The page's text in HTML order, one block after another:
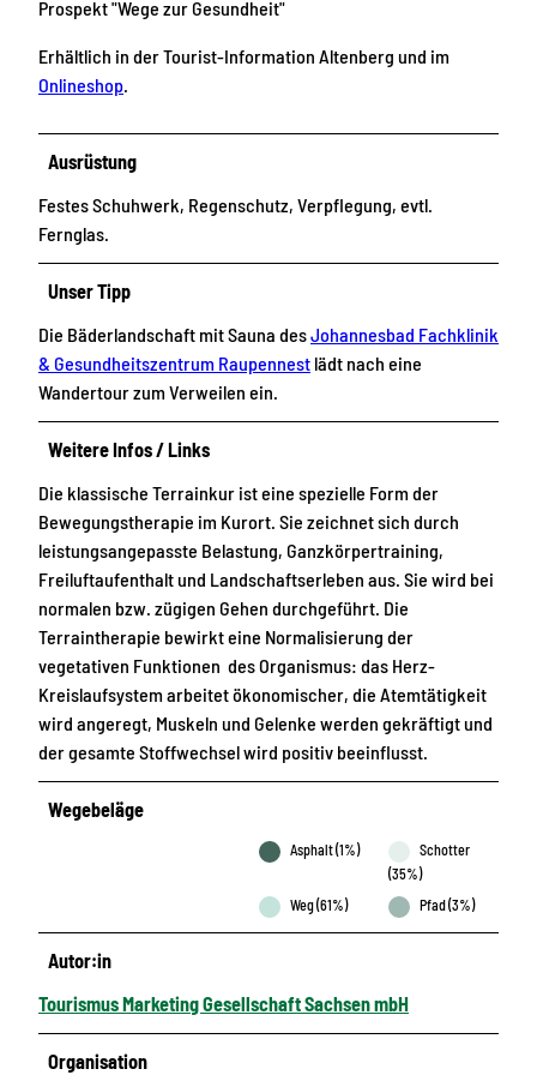
Prospekt "Wege zur Gesundheit"
Erhältlich in der Tourist-Information Altenberg und im
Onlineshop.
Ausrüstung
Festes Schuhwerk, Regenschutz, Verpflegung, evtl.
Fernglas.
Unser Tipp
Die Bäderlandschaft mit Sauna desJohannesbad Fachklinik
& Gesundheitszentrum Raupennest lädt nach eine
Wandertour zum Verweilen ein.
Weitere Infos / Links
Die klassische Terrainkur ist eine spezielle Form der
Bewegungstherapie im Kurort. Sie zeichnet sich durch
leistungsangepasste Belastung, Ganzkörpertraining,
Freiluftaufenthalt und Landschaftserleben aus. Sie wird bei
normalen bzw. zügigen Gehen durchgeführt. Die
Terraintherapie bewirkt eine Normalisierung der
vegetativen Funktionen des Organismus: das Herz-
Kreislaufsystem arbeitet ökonomischer, die Atemtätigkeit
wird angeregt, Muskeln und Gelenke werden gekräftigt und
der gesamte Stoffwechsel wird positiv beeinflusst.
Wegebeläge
Asphalt (1%)
Schotter
(35%)
Weg (61%)
Pfad (3%)
Autor:in
Tourismus Marketing Gesellschaft Sachsen mbH
Organisation